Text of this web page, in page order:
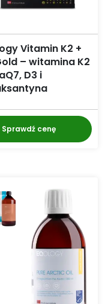
Vitamin K2 +
– witamina K2
D3 i
Sprawdź cenę